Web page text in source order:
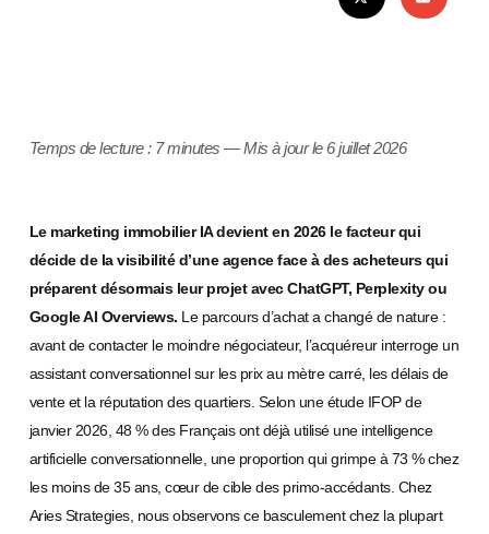
Temps de lecture : 7 minutes — Mis à jour le 6 juillet 2026
Le marketing immobilier IA devient en 2026 le facteur qui
décide de la visibilité d’une agence face à des acheteurs qui
préparent désormais leur projet avec ChatGPT, Perplexity ou
Google AI Overviews. Le parcours d’achat a changé de nature :
avant de contacter le moindre négociateur, l’acquéreur interroge un
assistant conversationnel sur les prix au mètre carré, les délais de
vente et la réputation des quartiers. Selon une étude IFOP de
janvier 2026, 48 % des Français ont déjà utilisé une intelligence
artificielle conversationnelle, une proportion qui grimpe à 73 % chez
les moins de 35 ans, cœur de cible des primo-accédants. Chez
Aries Strategies, nous observons ce basculement chez la plupart